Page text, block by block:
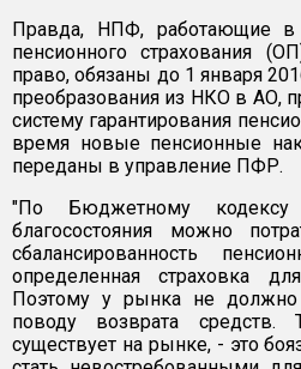
Правда, НПФ, работающие в
пенсионного страхования
право, обязаны до 1 января
преобразования из НКО в АО,
систему гарантирования
время новые пенсионные
переданы в управление ПФР.
"По Бюджетному кодексу
благосостояния можно
сбалансированность
определенная страховка
Поэтому у рынка не должно
поводу возврата средств.
существует на рынке, - это